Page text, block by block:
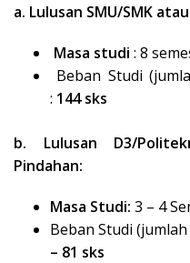
a. Lulusan SMU/SMK
Masa studi : 8
Beban Studi
: 144 sks
b. Lulusan D3/
Pindahan:
Masa Studi: 3 – 4
Beban Studi
– 81 sks